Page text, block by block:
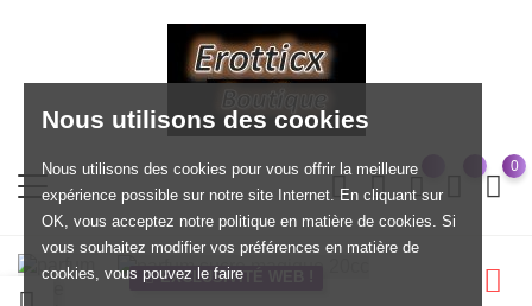
Nous utilisons des cookies
Nous utilisons des cookies pour vous offrir la meilleure
expérience possible sur notre site Internet. En cliquant sur
OK, vous acceptez notre politique en matière de cookies. Si
vous souhaitez modifier vos préférences en matière de
cookies, vous pouvez le faire
0
EXCLUSIVITÉ WEB !